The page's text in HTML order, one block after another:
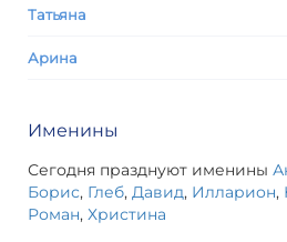
Татьяна
Арина
Именины
Сегодня празднуют именины
Борис, Глеб, Давид, Илларион,
Роман, Христина